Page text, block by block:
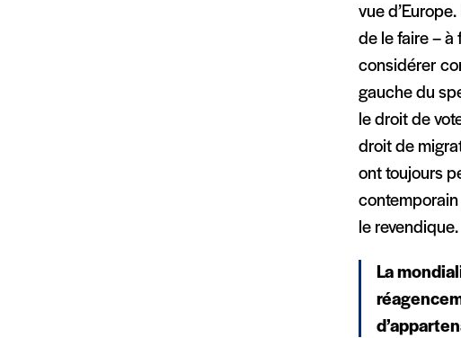
vue
de le faire – à
considérer
gauche du
le droit de
droit de
ont toujours
contemporain
le revendique.
La